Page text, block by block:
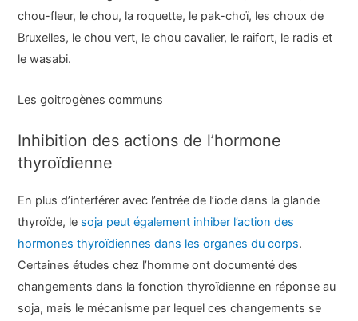
chou-fleur, le chou, la roquette, le pak-choï, les choux de
Bruxelles, le chou vert, le chou cavalier, le raifort, le radis et
le wasabi.
Les goitrogènes communs
Inhibition des actions de l’hormone
thyroïdienne
En plus d’interférer avec l’entrée de l’iode dans la glande
thyroïde, le soja peut également inhiber l’action des
hormones thyroïdiennes dans les organes du corps.
Certaines études chez l’homme ont documenté des
changements dans la fonction thyroïdienne en réponse au
soja, mais le mécanisme par lequel ces changements se